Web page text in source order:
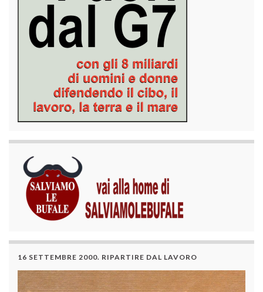
16 SETTEMBRE 2000. RIPARTIRE DAL LAVORO